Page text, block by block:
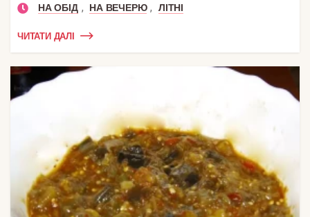
НА ОБІД , НА ВЕЧЕРЮ , ЛІТНІ
ЧИТАТИ ДАЛІ